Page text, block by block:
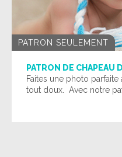
PATRON SEULEMENT
PATRON DE CHAPEAU
Faites une photo
tout doux. Avec notre